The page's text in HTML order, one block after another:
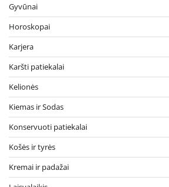
Gyvūnai
Horoskopai
Karjera
Karšti patiekalai
Kelionės
Kiemas ir Sodas
Konservuoti patiekalai
Košės ir tyrės
Kremai ir padažai